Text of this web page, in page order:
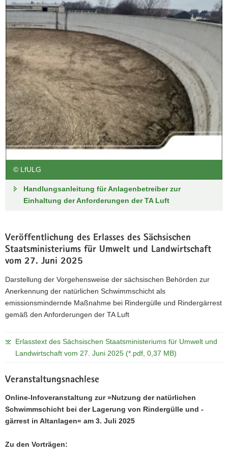
© LfULG
Handlungsanleitung für Anlagenbetreiber zur
Einhaltung der Anforderungen der TA Luft
Veröffentlichung des Erlasses des Sächsischen
Staatsministeriums für Umwelt und Landwirtschaft
vom 27. Juni 2025
Darstellung der Vorgehensweise der sächsischen Behörden zur
Anerkennung der natürlichen Schwimmschicht als
emissionsmindernde Maßnahme bei Rindergülle und Rindergärrest
gemäß den Anforderungen der TA Luft
Erlasstext des Sächsischen Staatsministeriums für Umwelt und
Landwirtschaft vom 27. Juni 2025 (*.pdf, 0,37 MB)
Veranstaltungsnachlese
Online-Infoveranstaltung zur »Nutzung der natürlichen
Schwimmschicht bei der Lagerung von Rindergülle und -
gärrest in Altanlagen« am 3. Juli 2025
Zu den Vorträgen: